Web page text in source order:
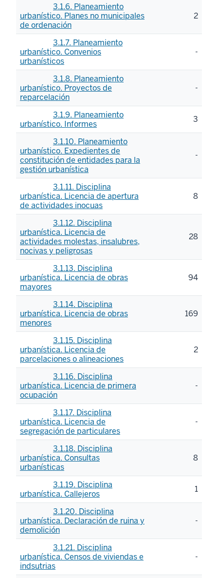
3.1.6. Planeamiento
urbanístico. Planes no municipales
de ordenación
2
3.1.7. Planeamiento
urbanístico. Convenios
urbanísticos
-
3.1.8. Planeamiento
urbanístico. Proyectos de
reparcelación
-
3.1.9. Planeamiento
urbanístico. Informes
3
3.1.10. Planeamiento
urbanístico. Expedientes de
constitución de entidades para la
gestión urbanística
-
3.1.11. Disciplina
urbanística. Licencia de apertura
de actividades inocuas
8
3.1.12. Disciplina
urbanística. Licencia de
actividades molestas, insalubres,
nocivas y peligrosas
28
3.1.13. Disciplina
urbanística. Licencia de obras
mayores
94
3.1.14. Disciplina
urbanística. Licencia de obras
menores
169
3.1.15. Disciplina
urbanística. Licencia de
parcelaciones o alineaciones
2
3.1.16. Disciplina
urbanística. Licencia de primera
ocupación
-
3.1.17. Disciplina
urbanística. Licencia de
segregación de particulares
-
3.1.18. Disciplina
urbanística. Consultas
urbanísticas
8
3.1.19. Disciplina
urbanística. Callejeros
1
3.1.20. Disciplina
urbanística. Declaración de ruina y
demolición
-
3.1.21. Disciplina
urbanística. Censos de viviendas e
indsutrias
-